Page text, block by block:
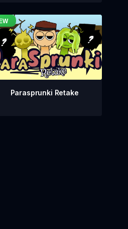
Parasprunki Retake